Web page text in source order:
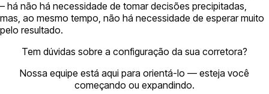
– há não há necessidade de tomar decisões precipitadas,
mas, ao mesmo tempo, não há necessidade de esperar muito
pelo resultado.
Tem dúvidas sobre a configuração da sua corretora?
Nossa equipe está aqui para orientá-lo — esteja você
começando ou expandindo.